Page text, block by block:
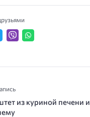
из куриной печени